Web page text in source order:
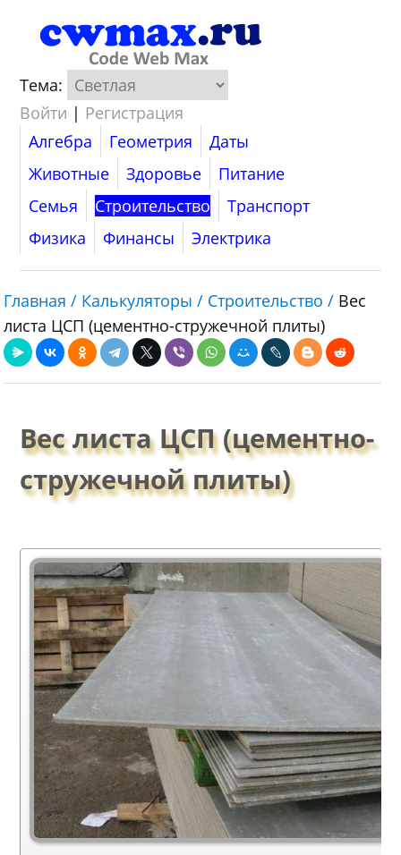
Тема:
Войти | Регистрация
Алгебра
Геометрия
Даты
Животные
Здоровье
Питание
Семья
Строительство
Транспорт
Физика
Финансы Электрика
Главная / Калькуляторы / Строительство / Вес
листа ЦСП (цементно-стружечной плиты)
Вес листа ЦСП (цементно-
стружечной плиты)